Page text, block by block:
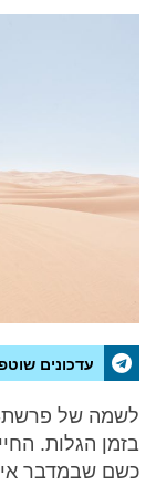
עדכונים
לשמה של
בזמן הגלות.
כשם שבמדבר